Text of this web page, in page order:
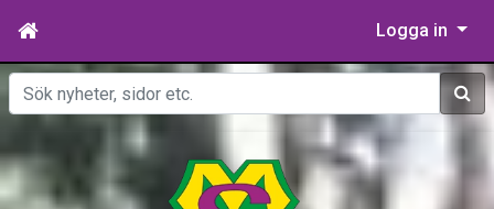
Logga in
Sök